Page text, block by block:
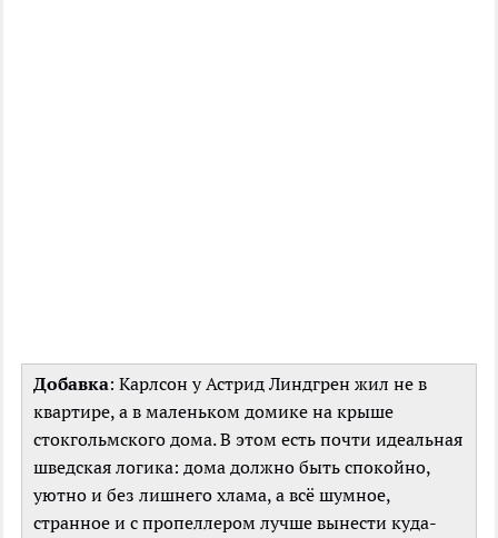
Добавка: Карлсон у Астрид Линдгрен жил не в
квартире, а в маленьком домике на крыше
стокгольмского дома. В этом есть почти идеальная
шведская логика: дома должно быть спокойно,
уютно и без лишнего хлама, а всё шумное,
странное и с пропеллером лучше вынести куда-